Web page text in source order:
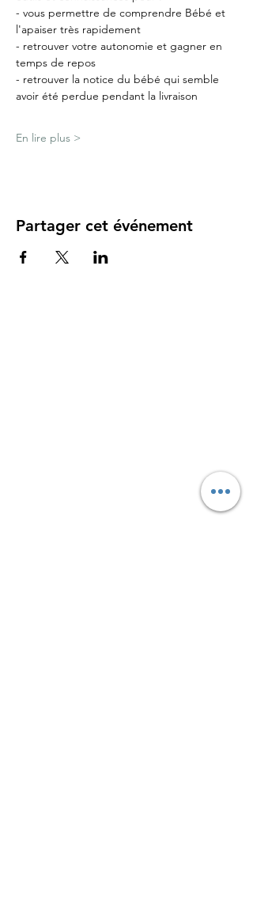
- vous permettre de comprendre Bébé et
l'apaiser très rapidement
- retrouver votre autonomie et gagner en
temps de repos
- retrouver la notice du bébé qui semble
avoir été perdue pendant la livraison
En lire plus >
Partager cet événement